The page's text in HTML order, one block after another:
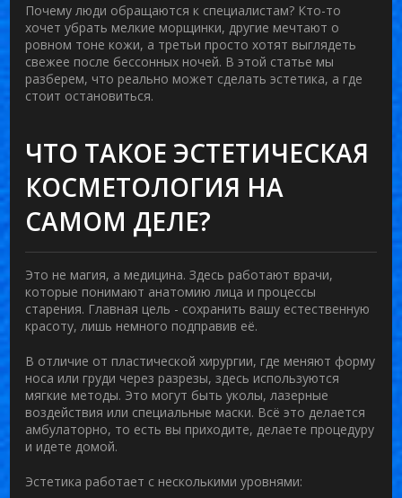
Почему люди обращаются к специалистам? Кто-то
хочет убрать мелкие морщинки, другие мечтают о
ровном тоне кожи, а третьи просто хотят выглядеть
свежее после бессонных ночей. В этой статье мы
разберем, что реально может сделать эстетика, а где
стоит остановиться.
ЧТО ТАКОЕ ЭСТЕТИЧЕСКАЯ
КОСМЕТОЛОГИЯ НА
САМОМ ДЕЛЕ?
Это не магия, а медицина. Здесь работают врачи,
которые понимают анатомию лица и процессы
старения. Главная цель - сохранить вашу естественную
красоту, лишь немного подправив её.
В отличие от пластической хирургии, где меняют форму
носа или груди через разрезы, здесь используются
мягкие методы. Это могут быть уколы, лазерные
воздействия или специальные маски. Всё это делается
амбулаторно, то есть вы приходите, делаете процедуру
и идете домой.
Эстетика работает с несколькими уровнями: